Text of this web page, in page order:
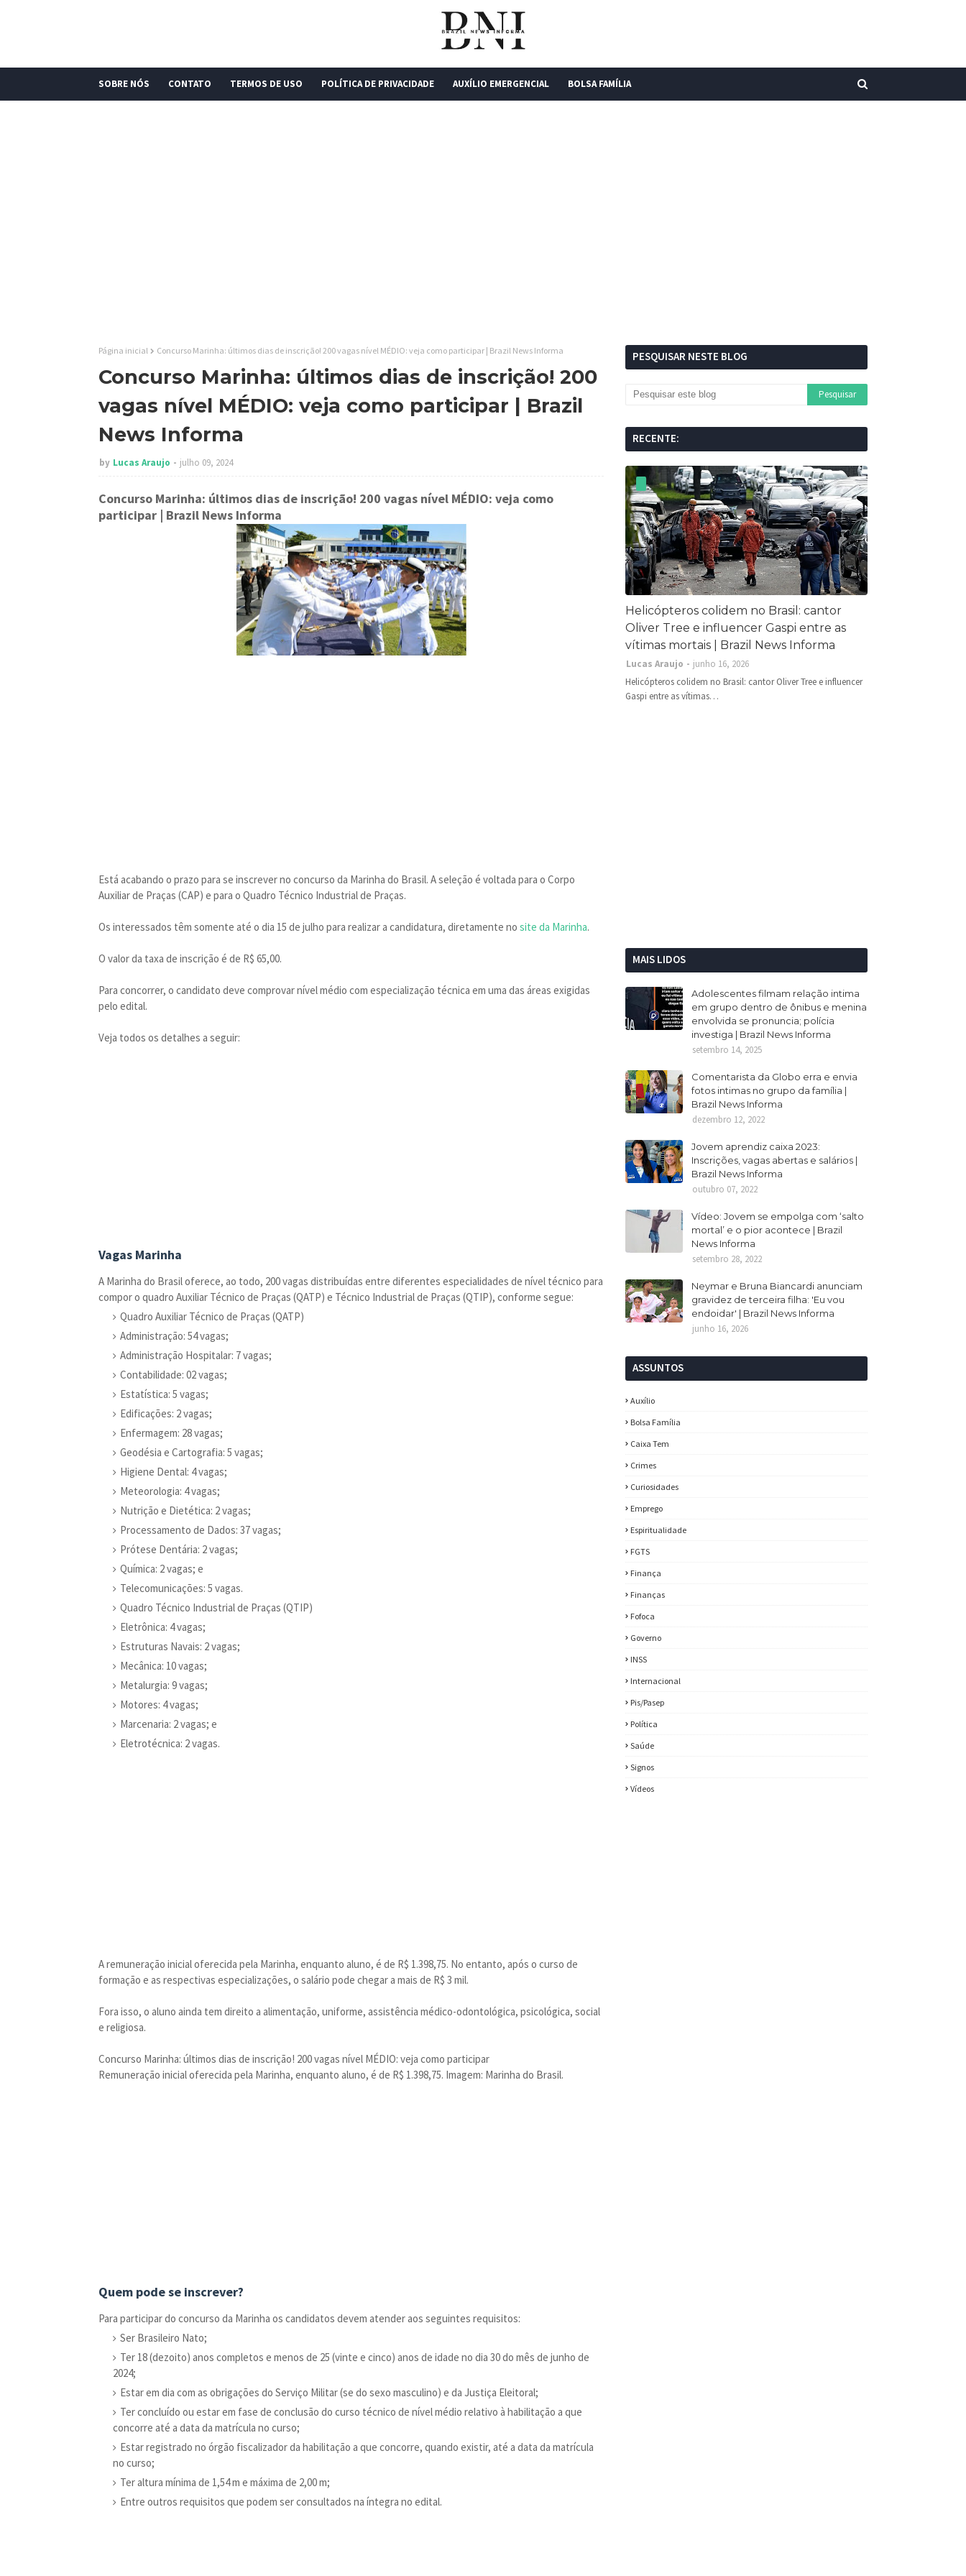
SOBRE NÓS CONTATO TERMOS DE USO POLÍTICA DE PRIVACIDADE AUXÍLIO EMERGENCIAL BOLSA FAMÍLIA
Página inicial Concurso Marinha: últimos dias de inscrição! 200 vagas nível MÉDIO: veja como participar | Brazil News Informa
Concurso Marinha: últimos dias de inscrição! 200
vagas nível MÉDIO: veja como participar | Brazil
News Informa
by Lucas Araujo julho 09, 2024
Concurso Marinha: últimos dias de inscrição! 200 vagas nível MÉDIO: veja como
participar | Brazil News Informa
Está acabando o prazo para se inscrever no concurso da Marinha do Brasil. A seleção é voltada para o Corpo
Auxiliar de Praças (CAP) e para o Quadro Técnico Industrial de Praças.
Os interessados têm somente até o dia 15 de julho para realizar a candidatura, diretamente no site da Marinha.
O valor da taxa de inscrição é de R$ 65,00.
Para concorrer, o candidato deve comprovar nível médio com especialização técnica em uma das áreas exigidas
pelo edital.
Veja todos os detalhes a seguir:
Vagas Marinha
A Marinha do Brasil oferece, ao todo, 200 vagas distribuídas entre diferentes especialidades de nível técnico para
compor o quadro Auxiliar Técnico de Praças (QATP) e Técnico Industrial de Praças (QTIP), conforme segue:
Quadro Auxiliar Técnico de Praças (QATP)
Administração: 54 vagas;
Administração Hospitalar: 7 vagas;
Contabilidade: 02 vagas;
Estatística: 5 vagas;
Edificações: 2 vagas;
Enfermagem: 28 vagas;
Geodésia e Cartografia: 5 vagas;
Higiene Dental: 4 vagas;
Meteorologia: 4 vagas;
Nutrição e Dietética: 2 vagas;
Processamento de Dados: 37 vagas;
Prótese Dentária: 2 vagas;
Química: 2 vagas; e
Telecomunicações: 5 vagas.
Quadro Técnico Industrial de Praças (QTIP)
Eletrônica: 4 vagas;
Estruturas Navais: 2 vagas;
Mecânica: 10 vagas;
Metalurgia: 9 vagas;
Motores: 4 vagas;
Marcenaria: 2 vagas; e
Eletrotécnica: 2 vagas.
A remuneração inicial oferecida pela Marinha, enquanto aluno, é de R$ 1.398,75. No entanto, após o curso de
formação e as respectivas especializações, o salário pode chegar a mais de R$ 3 mil.
Fora isso, o aluno ainda tem direito a alimentação, uniforme, assistência médico-odontológica, psicológica, social
e religiosa.
Concurso Marinha: últimos dias de inscrição! 200 vagas nível MÉDIO: veja como participar
Remuneração inicial oferecida pela Marinha, enquanto aluno, é de R$ 1.398,75. Imagem: Marinha do Brasil.
Quem pode se inscrever?
Para participar do concurso da Marinha os candidatos devem atender aos seguintes requisitos:
Ser Brasileiro Nato;
Ter 18 (dezoito) anos completos e menos de 25 (vinte e cinco) anos de idade no dia 30 do mês de junho de
2024;
Estar em dia com as obrigações do Serviço Militar (se do sexo masculino) e da Justiça Eleitoral;
Ter concluído ou estar em fase de conclusão do curso técnico de nível médio relativo à habilitação a que
concorre até a data da matrícula no curso;
Estar registrado no órgão fiscalizador da habilitação a que concorre, quando existir, até a data da matrícula
no curso;
Ter altura mínima de 1,54 m e máxima de 2,00 m;
Entre outros requisitos que podem ser consultados na íntegra no edital.
PESQUISAR NESTE BLOG
RECENTE:
Helicópteros colidem no Brasil: cantor
Oliver Tree e influencer Gaspi entre as
vítimas mortais | Brazil News Informa
Lucas Araujo
junho 16, 2026
Helicópteros colidem no Brasil: cantor Oliver Tree e influencer
Gaspi entre as vítimas…
MAIS LIDOS
Adolescentes filmam relação intima
em grupo dentro de ônibus e menina
envolvida se pronuncia; polícia
investiga | Brazil News Informa
setembro 14, 2025
Comentarista da Globo erra e envia
fotos intimas no grupo da família |
Brazil News Informa
dezembro 12, 2022
Jovem aprendiz caixa 2023:
Inscrições, vagas abertas e salários |
Brazil News Informa
outubro 07, 2022
Vídeo: Jovem se empolga com ‘salto
mortal’ e o pior acontece | Brazil
News Informa
setembro 28, 2022
Neymar e Bruna Biancardi anunciam
gravidez de terceira filha: 'Eu vou
endoidar' | Brazil News Informa
junho 16, 2026
ASSUNTOS
Auxílio
Bolsa Família
Caixa Tem
Crimes
Curiosidades
Emprego
Espiritualidade
FGTS
Finança
Finanças
Fofoca
Governo
INSS
Internacional
Pis/Pasep
Política
Saúde
Signos
Vídeos